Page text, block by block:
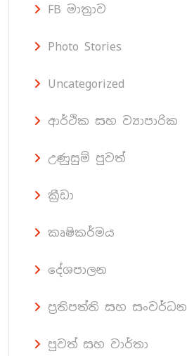
FB මාත්‍රාව
Photo Stories
Uncategorized
ආර්ථික සහ ව්‍යාපාරික
උණුසුම් පුවත්
ක්‍රීඩා
කෘෂිකර්මය
දේශපාලන
ප්‍රතිපත්ති සහ සංවර්ධන
පුවත් සහ වාර්තා